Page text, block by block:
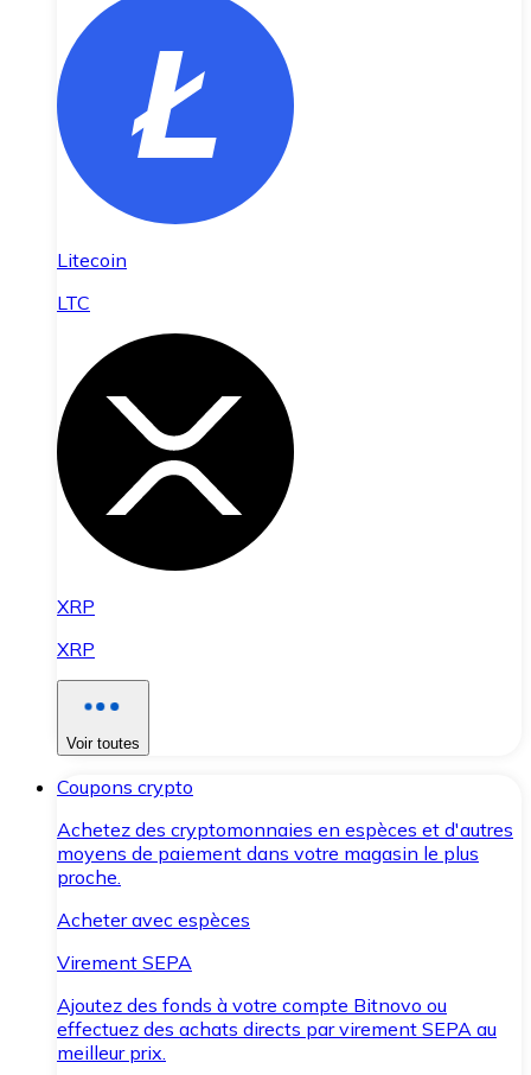
Litecoin
LTC
XRP
XRP
Voir toutes
Coupons crypto
Achetez des cryptomonnaies en espèces et d'autres
moyens de paiement dans votre magasin le plus
proche.
Acheter avec espèces
Virement SEPA
Ajoutez des fonds à votre compte Bitnovo ou
effectuez des achats directs par virement SEPA au
meilleur prix.